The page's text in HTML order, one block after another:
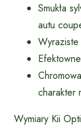
Smukła
autu
charakter
Wymiary Kii